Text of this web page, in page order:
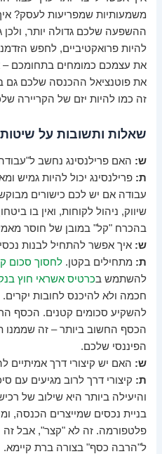
משמעותיות שמפריעות לעסק?
ההשפעה שלכם גדולה יותר,
להיות פרואקטיביים, לחפש
את עצמכם כמומחים בתחומכם –
את פוטנציאל ההכנסה שלכם גם
זה כמו להיות יזם של הקריירה
שאלות ותשובות על
ש: האם פרילנסינג נחשב
ת: פרילנסינג יכול להיות גמיש
עבודה אם יש לכם כישורים
שיווק, ניהול לקוחות, ואין בו
בהכרח "קל" במובן של חוסר
ש: איך אפשר להתחיל לבנות
ת: מתחילים בקטן.לחסוך סכום
להשתמש בכרטיס אשראי חוץ
חכמה ולא להיכנס לחובות
להשקיע סכומים קטנים. הכסף
הכסף החשוב ביותר – זה שממנו
הפיננסי שלכם.
ש: האם יש קיצורי דרך אמיתיים
ת: קיצורי דרך לרוב מגיעים עם
והיעילה ביותר היא שילוב של
בניית נכסים שמייצרים הכנסה,
פלטפורמה. זה לא "קצר", אבל זה
ל"הרבה כסף" בצורה ברת קיימא.